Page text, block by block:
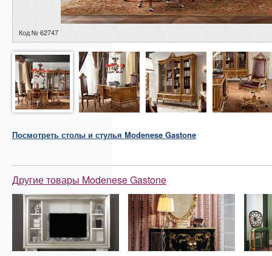
Код № 62747
Посмотреть столы и стулья Modenese Gastone
Другие товары Modenese Gastone